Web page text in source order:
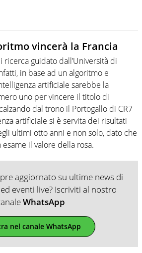
vincerà la Francia
guidato dall’Università di
in base ad un algoritmo e
artificiale sarebbe la
uno per vincere il titolo di
dal trono il Portogallo di CR7
artificiale si è servita dei risultati
ultimi otto anni e non solo, dato che
il valore della rosa.
aggiornato su ultime news di
eventi live? Iscriviti al nostro
WhatsApp
nel canale WhatsApp